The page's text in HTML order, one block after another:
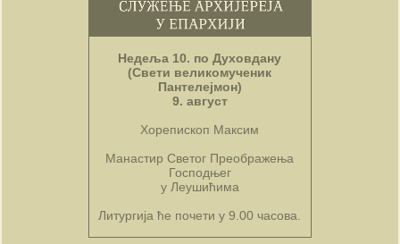
Недеља 10. по Духовдану
(Свети великомученик
Пантелејмон)
9. август
Хорепископ Максим
Манастир Светог Преображења
Господњег
у Леушићима
Литургија ће почети у 9.00 часова.